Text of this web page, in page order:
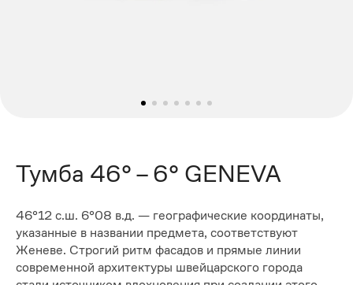
Тумба 46° – 6° GENEVA
46°12 с.ш. 6°08 в.д. — географические координаты,
указанные в названии предмета, соответствуют
Женеве. Строгий ритм фасадов и прямые линии
современной архитектуры швейцарского города